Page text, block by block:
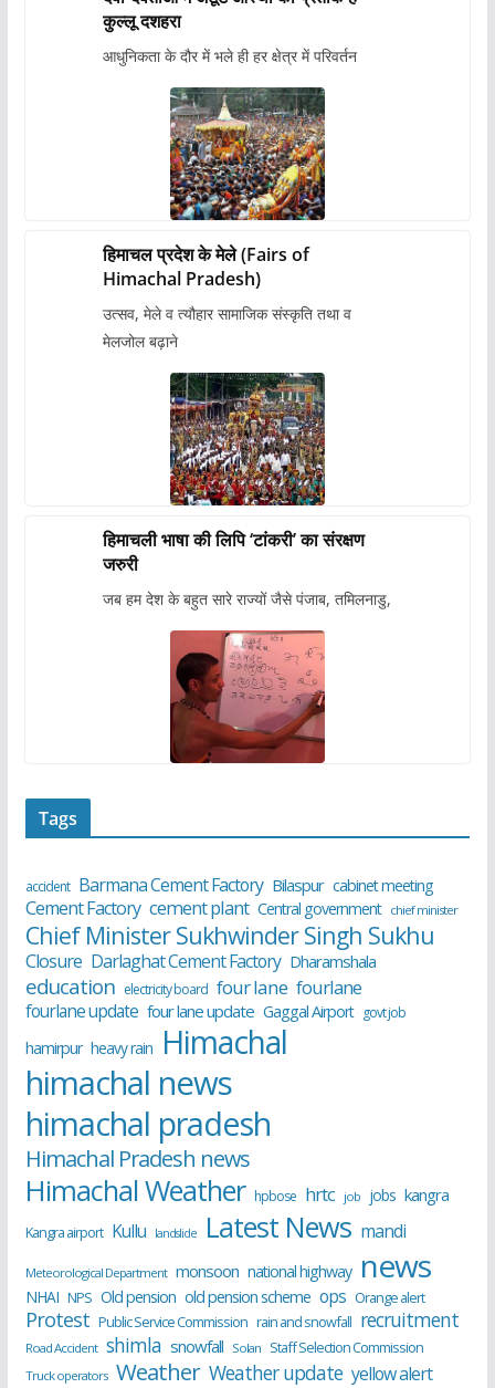
कुल्लू दशहरा
आधुनिकता के दौर में भले ही हर क्षेत्र में परिवर्तन
हिमाचल प्रदेश के मेले (Fairs of
Himachal Pradesh)
उत्सव, मेले व त्यौहार सामाजिक संस्कृति तथा व
मेलजोल बढ़ाने
हिमाचली भाषा की लिपि ‘टांकरी’ का संरक्षण
जरुरी
जब हम देश के बहुत सारे राज्यों जैसे पंजाब, तमिलनाडु,
Tags
accident Barmana Cement Factory Bilaspur cabinet meeting
Cement Factory cement plant Central government chief minister
Chief Minister Sukhwinder Singh Sukhu
Closure Darlaghat Cement Factory Dharamshala
education electricity board four lane fourlane
fourlane update four lane update Gaggal Airport govt job
hamirpur heavy rain Himachal
himachal news
himachal pradesh
Himachal Pradesh news
Himachal Weather hpbose hrtc job jobs kangra
Kangra airport Kullu landslide Latest News mandi
Meteorological Department monsoon national highway news
NHAI NPS Old pension old pension scheme ops Orange alert
Protest Public Service Commission rain and snowfall recruitment
Road Accident shimla snowfall Solan Staff Selection Commission
Truck operators Weather Weather update yellow alert